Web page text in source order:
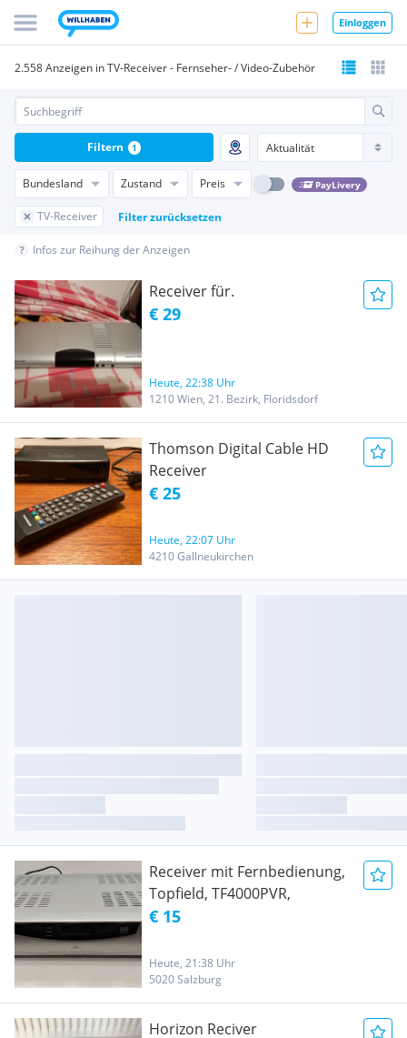
Einloggen
2.558 Anzeigen in TV-Receiver - Fernseher- / Video-Zubehör
Bundesland Zustand Preis PayLivery
TV-Receiver Filter zurücksetzen
Filtern 1
Infos zur Reihung der Anzeigen
Receiver für.
€ 29
Heute, 22:38 Uhr
1210 Wien, 21. Bezirk, Floridsdorf
Thomson Digital Cable HD
Receiver
€ 25
Heute, 22:07 Uhr
4210 Gallneukirchen
Receiver mit Fernbedienung,
Topfield, TF4000PVR,
€ 15
Heute, 21:38 Uhr
5020 Salzburg
Horizon Reciver